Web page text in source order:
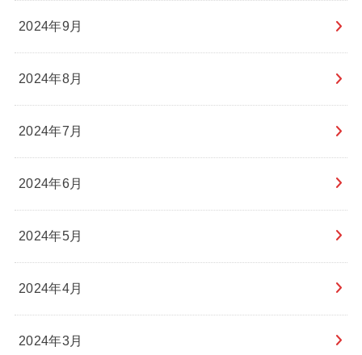
2024年9月
2024年8月
2024年7月
2024年6月
2024年5月
2024年4月
2024年3月